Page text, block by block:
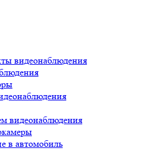
видеонаблюдения
видеонаблюдения
в автомобиль